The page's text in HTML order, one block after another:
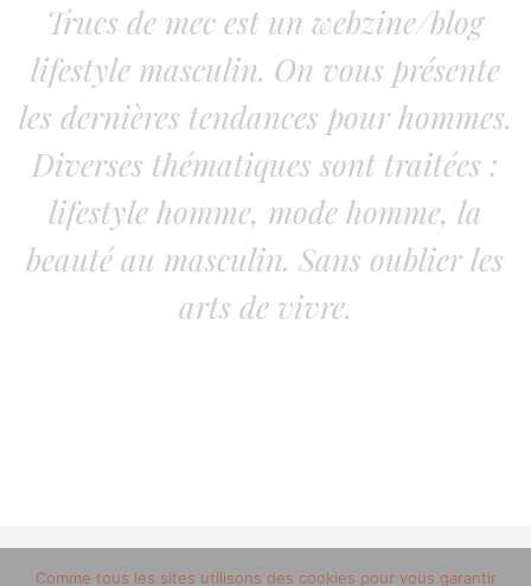
Trucs de mec est un webzine/blog
lifestyle masculin. On vous présente
les dernières tendances pour hommes.
Diverses thématiques sont traitées :
lifestyle homme, mode homme, la
beauté au masculin. Sans oublier les
arts de vivre.
© 2012-2020 copyright trucsdemec.fr - blog lifestyle
Comme tous les sites utilisons des cookies pour vous garantir